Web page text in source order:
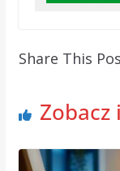
Share This
Zobacz